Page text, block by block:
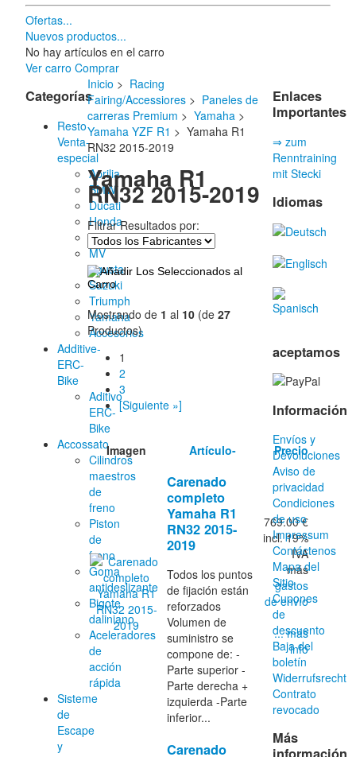
Ofertas...
Nuevos productos...
No hay artículos en el carro
Ver carro Comprar
Categorías
Resto
Venta-
especial
Aprilia
BMW
Ducati
Honda
Kawasaki
MV
Agusta
Suzuki
Triumph
Yamaha
Accesorios
Additive-
ERC-
Bike
Aditivo
ERC-
Bike
Accossato
Cilindros
maestros
de
freno
Piston
de
freno
Goma
antideslizante
Bigote
daliniano
Aceleradores
de
acción
rápida
Sisteme
de
Escape
y
Inicio > Racing
Fairing/Accessiores> Paneles de
carreras Premium > Yamaha>
Yamaha YZF R1 > Yamaha R1
RN32 2015-2019
Yamaha R1
RN32 2015-2019
Filtrar Resultados por:
Mostrando de 1 al 10(de 27
Productos)
1
2
3
[Siguiente »]
Imagen Artículo- Precio
Carenado
completo
Yamaha R1
RN32 2015-
2019
Todos los puntos
de fijación están
reforzados
Volumen de
suministro se
compone de: -
Parte superior -
Parte derecha +
izquierda -Parte
inferior...
769.00 €
incl. 19%
IVA
más
gastos
de envío
... más
info
Carenado
Enlaces
Importantes
⇒ zum
Renntraining
mit Stecki
Idiomas
aceptamos
Información
Envíos y
Devoluciones
Aviso de
privacidad
Condiciones
de uso
Impressum
Contáctenos
Mapa del
Sitio
Cupones
de
descuento
Baja del
boletín
Widerrufsrecht
Contrato
revocado
Más